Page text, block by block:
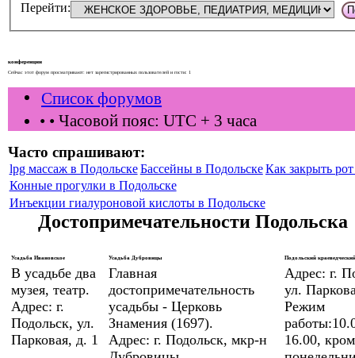
Перейти:
конференции
Сейчас этот форум просматривают: нет зарегистрированных пользователей и гости: 1
Список форумов
• • Часовой пояс: UTC + 3 часа
Часто спрашивают:
lpg массаж в Подольске Бассейны в ПодольскеКак закрыть
Конные прогулки в Подольске
Инъекции гиалуроновой кислоты в Подольске
Достопримечательности Подольска
Усадьба Ивановское
В усадьбе два
музея, театр.
Адрес: г.
Подольск, ул.
Парковая, д. 1
Усадьба Дубровицы
Главная
достопримечательность
усадьбы - Церковь
Знамения (1697).
Адрес: г. Подольск, мкр-н
Подольский
Адрес: г.
ул.
Режим
16.00,